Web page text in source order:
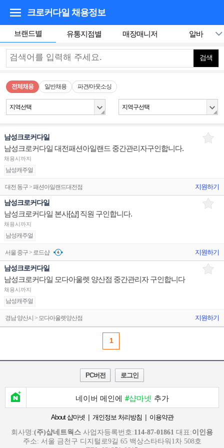
크로커다일 채용정보
브랜드별 유통지점별 매장매니저 알바
검색
전체채용 일반채용 파견/아웃소싱
지역선택 지역구선택
남성크로커다일
남성크로커다일 대전패션아일랜드 중간관리자구인합니다.
채용시까지
남성캐주얼
대전 동구 > 패션아일랜드대전점 지원하기
남성크로커다일
남성크로커다일 본사[샵] 직원 구인합니다.
채용시까지
남성캐주얼
서울 중구 > 로드샵 지원하기
남성크로커다일
남성크로커다일 모다아울렛 양산점 중간관리자 구인합니다
채용시까지
남성캐주얼
경남 양산시 > 모다아울렛양산점 지원하기
1
PC버전 로그인
네이버 메인에 #샵마넷 추가
About 샵마넷 | 개인정보 처리방침 | 이용약관
회사명:(주)샵네트웍스 사업자등록번호:114-87-01861 대표:이인용
주소: 서울 금천구 디지털로9길 65 백상스타타워1차 508호